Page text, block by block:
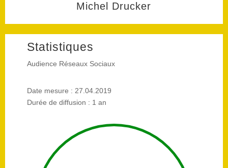
Michel Drucker
Statistiques
Audience Réseaux Sociaux
Date mesure : 27.04.2019
Durée de diffusion : 1 an